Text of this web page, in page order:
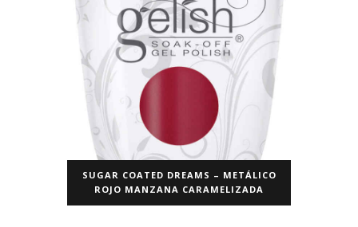
SUGAR COATED DREAMS – METÁLICO
ROJO MANZANA CARAMELIZADA